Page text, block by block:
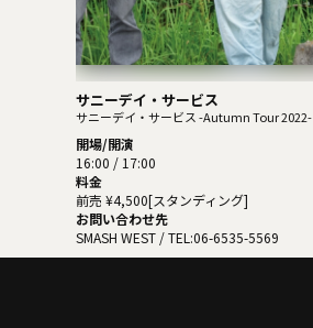
サニーデイ・サービス
サニーデイ・サービス -Autumn Tour 2022-
開場/開演
16:00 / 17:00
料金
前売 ¥4,500[スタンディング]
お問い合わせ先
SMASH WEST / TEL:06-6535-5569